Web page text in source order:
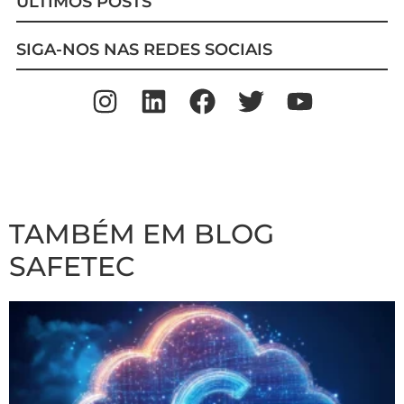
SIGA-NOS NAS REDES SOCIAIS
TAMBÉM EM BLOG
SAFETEC